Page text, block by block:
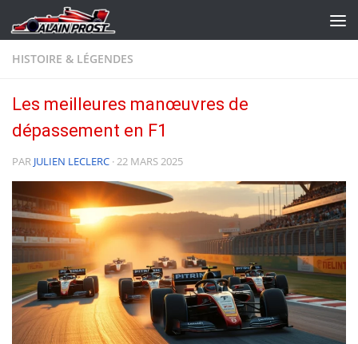
Skip to content
HISTOIRE & LÉGENDES
Les meilleures manœuvres de
dépassement en F1
PAR JULIEN LECLERC ·22 MARS 2025